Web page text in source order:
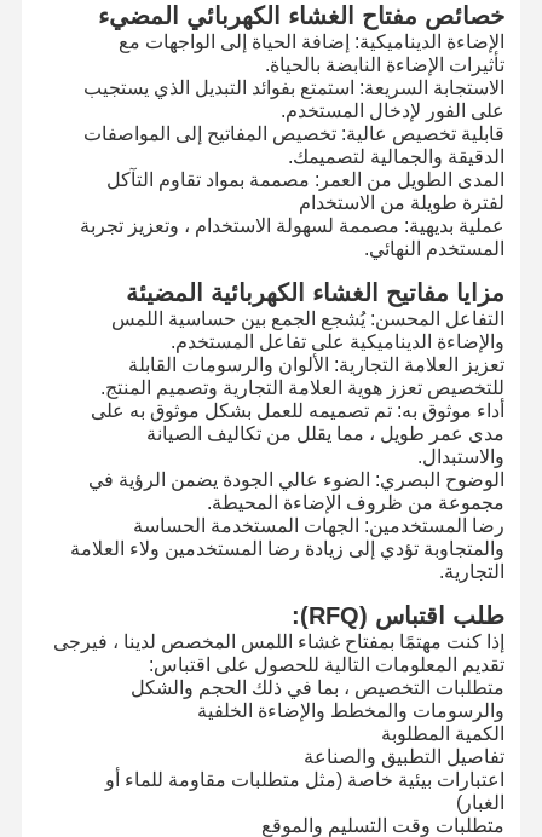
المنزل المنتجات فيديوهات حولنا
جولة في
المصنع
مراقبة الجودة اتصل بنا
اطلب اقتباس
تبديل الغشاء المخصص
تبديل الغشاء الصناعي
خصائص مفتاح الغشاء الكهربائي المضيء
الإضاءة الديناميكية: إضافة الحياة إلى الواجهات مع
تأثيرات الإضاءة النابضة بالحياة.
الاستجابة السريعة: استمتع بفوائد التبديل الذي يستجيب
على الفور لإدخال المستخدم.
قابلية تخصيص عالية: تخصيص المفاتيح إلى المواصفات
الدقيقة والجمالية لتصميمك.
المدى الطويل من العمر: مصممة بمواد تقاوم التآكل
لفترة طويلة من الاستخدام
عملية بديهية: مصممة لسهولة الاستخدام ، وتعزيز تجربة
المستخدم النهائي.
مزايا مفاتيح الغشاء الكهربائية المضيئة
التفاعل المحسن: يُشجع الجمع بين حساسية اللمس
والإضاءة الديناميكية على تفاعل المستخدم.
تعزيز العلامة التجارية: الألوان والرسومات القابلة
للتخصيص تعزز هوية العلامة التجارية وتصميم المنتج.
أداء موثوق به: تم تصميمه للعمل بشكل موثوق به على
مدى عمر طويل ، مما يقلل من تكاليف الصيانة
والاستبدال.
الوضوح البصري: الضوء عالي الجودة يضمن الرؤية في
مجموعة من ظروف الإضاءة المحيطة.
رضا المستخدمين: الجهات المستخدمة الحساسة
والمتجاوبة تؤدي إلى زيادة رضا المستخدمين ولاء العلامة
التجارية.
طلب اقتباس (RFQ):
إذا كنت مهتمًا بمفتاح غشاء اللمس المخصص لدينا ، فيرجى
تقديم المعلومات التالية للحصول على اقتباس:
متطلبات التخصيص ، بما في ذلك الحجم والشكل
والرسومات والمخطط والإضاءة الخلفية
الكمية المطلوبة
تفاصيل التطبيق والصناعة
اعتبارات بيئية خاصة (مثل متطلبات مقاومة للماء أو
الغبار)
متطلبات وقت التسليم والموقع